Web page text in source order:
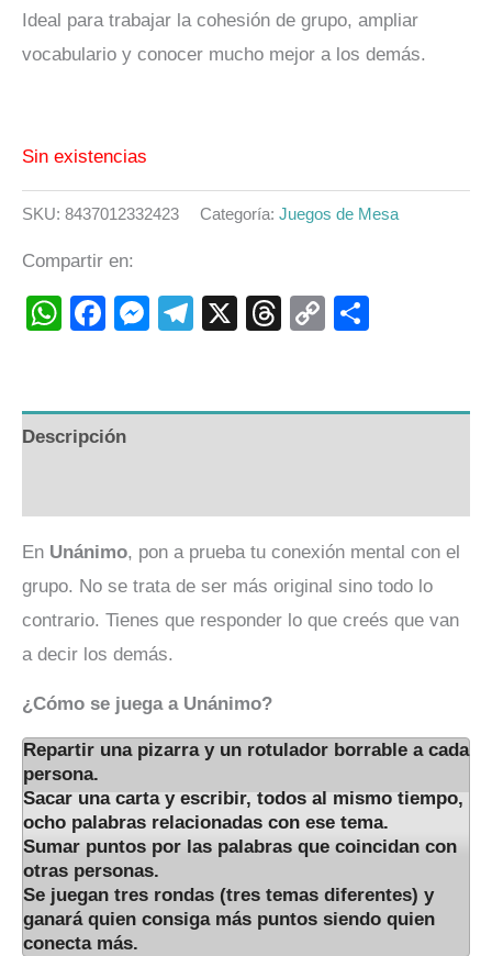
Ideal para trabajar la cohesión de grupo, ampliar
vocabulario y conocer mucho mejor a los demás.
Sin existencias
SKU: 8437012332423 Categoría: Juegos de Mesa
Compartir en:
WhatsApp
Facebook
Messenger
Telegram
X Threads
Copy
Descripción
En Unánimo, pon a prueba tu conexión mental con el
grupo. No se trata de ser más original sino todo lo
contrario. Tienes que responder lo que creés que van
a decir los demás.
¿Cómo se juega a Unánimo?
Repartir una pizarra y un rotulador borrable a cada
persona.
Sacar una carta y escribir, todos al mismo tiempo,
ocho palabras relacionadas con ese tema.
Sumar puntos por las palabras que coincidan con
otras personas.
Se juegan tres rondas (tres temas diferentes) y
ganará quien consiga más puntos siendo quien
conecta más.